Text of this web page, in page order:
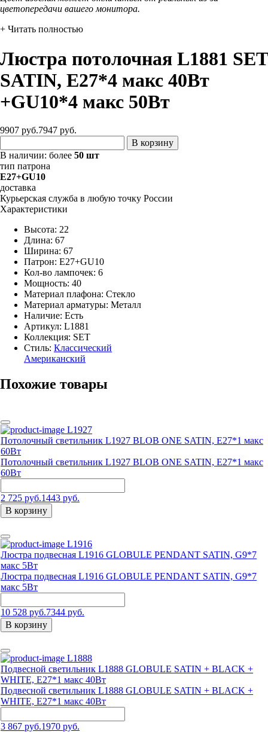
цветопередачи вашего монитора.
+ Читать полностью
Люстра потолочная L1881 SET
SATIN, Е27*4 макс 40Вт
+GU10*4 макс 50Вт
9907 руб.7947 руб.
В корзину
В наличии: более 50 шт
тип патрона
E27+GU10
доставка
Курьерская служба в любую точку России
Характеристики
Высота: 22
Длина: 67
Ширина: 67
Патрон: E27+GU10
Кол-во лампочек: 6
Мощность: 40
Материал плафона: Стекло
Материал арматуры: Металл
Наличие: Есть
Артикул: L1881
Коллекция: SET
Стиль: Классический
Американский
Похожие товары
L1927
Потолочный светильник L1927 BLOB ONE SATIN, Е27*1 макс
60Вт
Потолочный светильник L1927 BLOB ONE SATIN, Е27*1 макс
60Вт
2 725 руб.1443 руб.
В корзину
L1916
Люстра подвесная L1916 GLOBULE PENDANT SATIN, G9*7
макс 5Вт
Люстра подвесная L1916 GLOBULE PENDANT SATIN, G9*7
макс 5Вт
10 528 руб.7344 руб.
В корзину
L1888
Подвесной светильник L1888 GLOBULE SATIN + BLACK +
WHITE, Е27*1 макс 40Вт
Подвесной светильник L1888 GLOBULE SATIN + BLACK +
WHITE, Е27*1 макс 40Вт
3 867 руб.1970 руб.